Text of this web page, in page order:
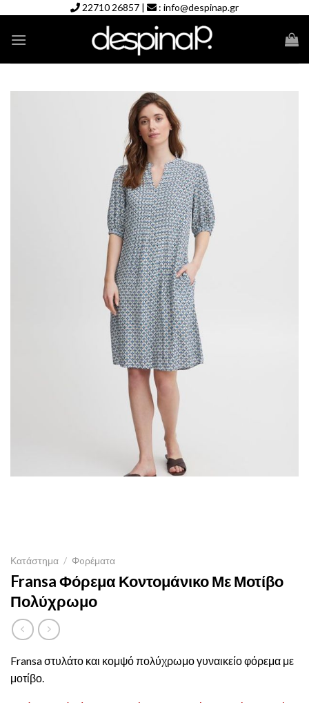
content
22710 26857 | : info@despinap.gr
Κατάστημα / Φoρέματα
Fransa Φόρεμα Κοντομάνικο Με Μοτίβο
Πολύχρωμο
Fransa στυλάτο και κομψό πολύχρωμο γυναικείο φόρεμα με
μοτίβο.